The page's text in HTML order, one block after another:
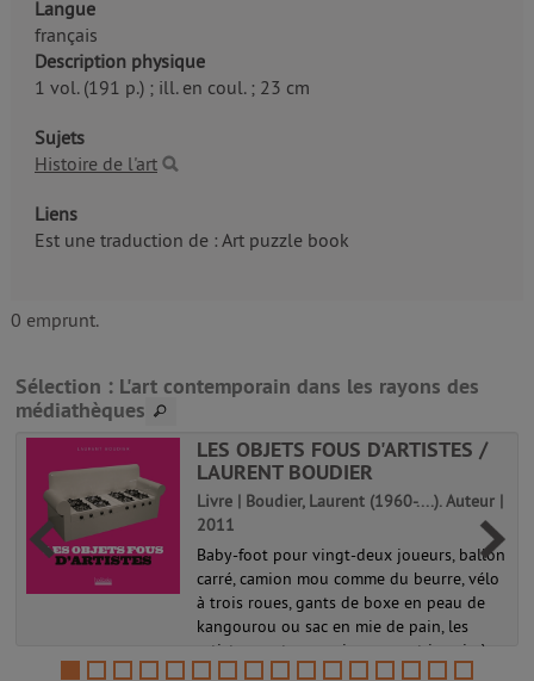
Langue
français
Description physique
1 vol. (191 p.) ; ill. en coul. ; 23 cm
Sujets
Histoire de l'art
Liens
Est une traduction de : Art puzzle book
0 emprunt.
Sélection : L'art contemporain dans les rayons des
médiathèques
LES OBJETS FOUS D'ARTISTES /
LAURENT BOUDIER
Livre | Boudier, Laurent (1960-....). Auteur |
2011
Baby-foot pour vingt-deux joueurs, ballon
carré, camion mou comme du beurre, vélo
à trois roues, gants de boxe en peau de
kangourou ou sac en mie de pain, les
artistes contemporains ne sont jamais à
court d'idées. Pour transformer...